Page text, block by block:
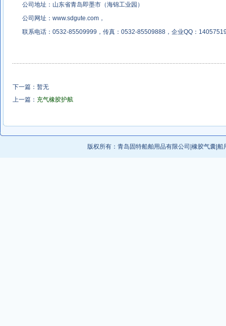
公司地址：山东省青岛即墨市（海锦工业园）
公司网址： www.sdgute.com ，
联系电话：0532-85509999，传真：0532-85509888，企业QQ：
下一篇：暂无
上一篇： 充气橡胶护舷
版权所有： 青岛固特船舶用品有限公司 橡胶气囊 船